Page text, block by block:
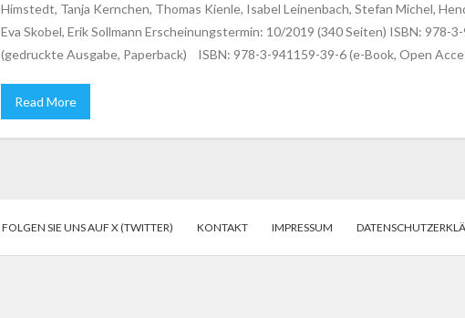
Himstedt, Tanja Kernchen, Thomas Kienle, Isabel Leinenbach, Stefan Michel,
Eva Skobel, Erik Sollmann Erscheinungstermin: 10/2019 (340 Seiten) ISBN: 978-
(gedruckte Ausgabe, Paperback) ISBN: 978-3-941159-39-6 (e-Book, Open
Read More
FOLGEN SIE UNS AUF X (TWITTER) KONTAKT IMPRESSUM